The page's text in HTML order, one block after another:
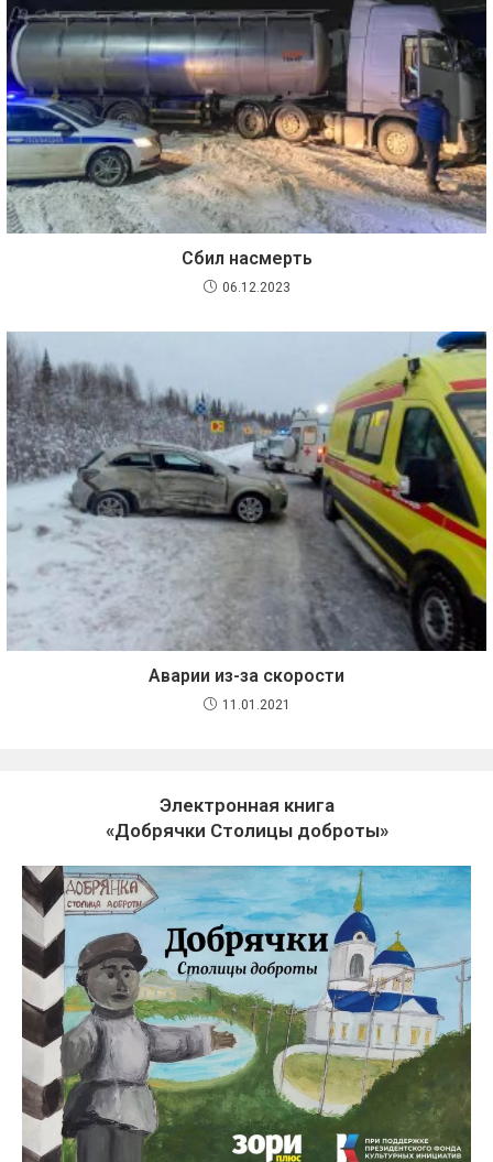
Сбил насмерть
06.12.2023
Аварии из-за скорости
11.01.2021
Электронная книга
«Добрячки Столицы доброты»